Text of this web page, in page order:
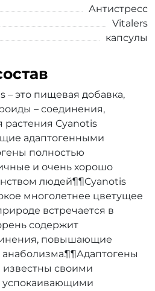
Антистресс
Vitalers
капсулы
– это пищевая добавка,
– соединения,
Cyanotis
адаптогенными
полностью
и очень хорошо
людей¶¶Cyanotis
многолетнее цветущее
встречается в
содержит
повышающие
известны своими
успокаивающими